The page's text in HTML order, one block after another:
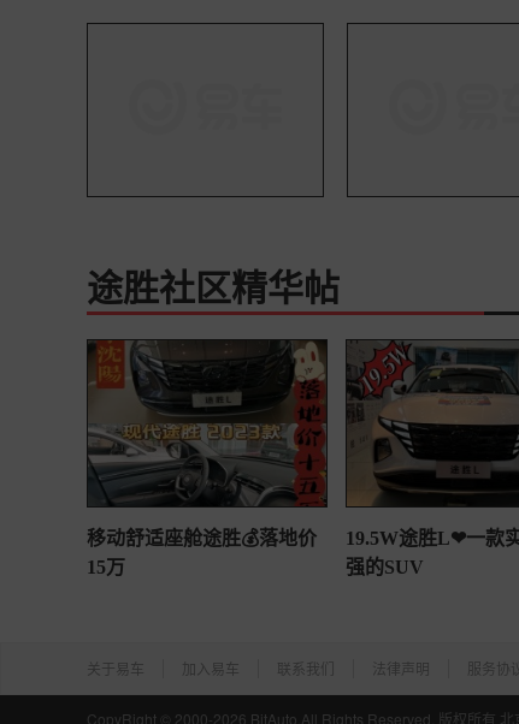
途胜社区精华帖
移动舒适座舱途胜💰落地价
15万
19.5W途胜L❤一款
强的SUV
关于易车 加入易车 联系我们 法律声明 服务协
CopyRight © 2000-2026 BitAuto,All Rights Reserved. 版权所有